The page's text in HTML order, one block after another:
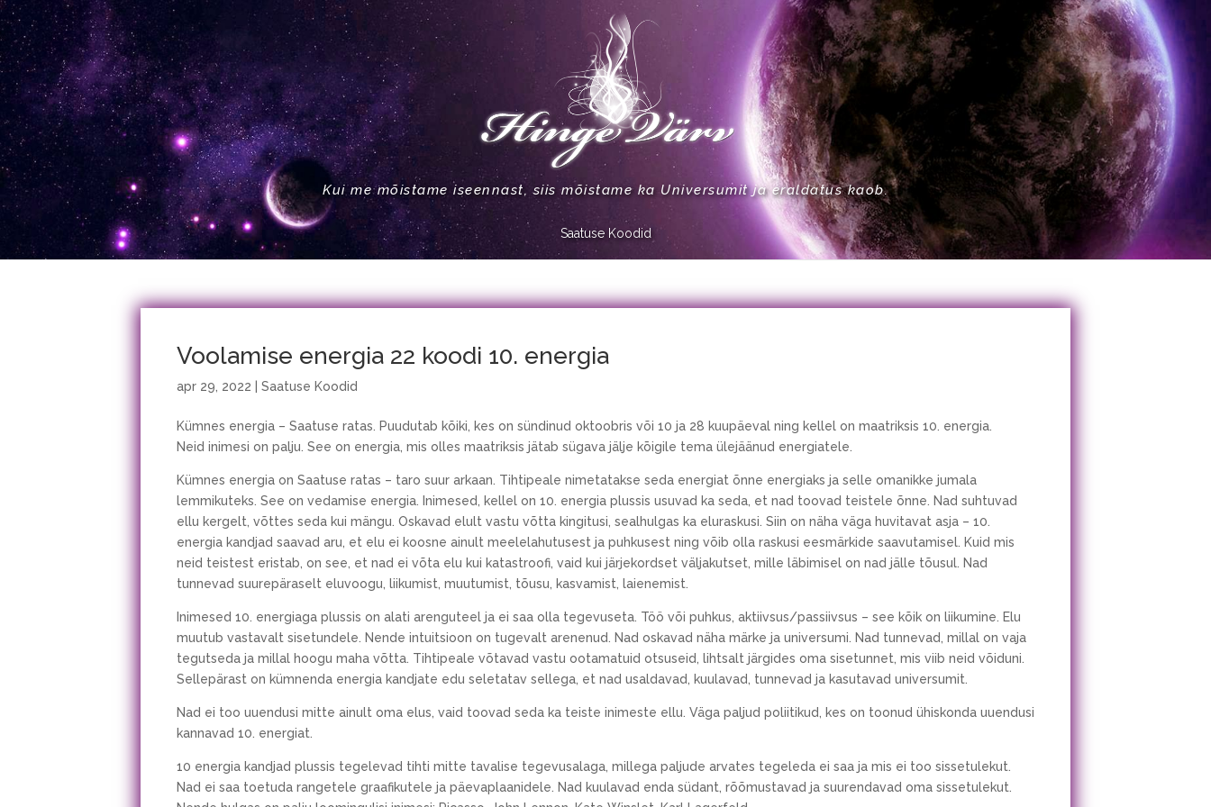
Kui me mõistame iseennast, siis mõistame ka Universumit ja eraldatus kaob.
Saatuse Koodid
Voolamise energia 22 koodi 10. energia
apr 29, 2022 Saatuse Koodid
Kümnes energia – Saatuse ratas. Puudutab kõiki, kes on sündinud oktoobris või 10 ja 28 kuupäeval ning kellel on maatriksis 10. energia.
Neid inimesi on palju. See on energia, mis olles maatriksis jätab sügava jälje kōigile tema ülejäänud energiatele.
Kümnes energia on Saatuse ratas – taro suur arkaan. Tihtipeale nimetatakse seda energiat õnne energiaks ja selle omanikke jumala
lemmikuteks. See on vedamise energia. Inimesed, kellel on 10. energia plussis usuvad ka seda, et nad toovad teistele õnne. Nad suhtuvad
ellu kergelt, võttes seda kui mängu. Oskavad elult vastu võtta kingitusi, sealhulgas ka eluraskusi. Siin on näha väga huvitavat asja – 10.
energia kandjad saavad aru, et elu ei koosne ainult meelelahutusest ja puhkusest ning võib olla raskusi eesmärkide saavutamisel. Kuid mis
neid teistest eristab, on see, et nad ei võta elu kui katastroofi, vaid kui järjekordset väljakutset, mille läbimisel on nad jälle tõusul. Nad
tunnevad suurepäraselt eluvoogu, liikumist, muutumist, tõusu, kasvamist, laienemist.
Inimesed 10. energiaga plussis on alati arenguteel ja ei saa olla tegevuseta. Töö või puhkus, aktiivsus/passiivsus – see kõik on liikumine. Elu
muutub vastavalt sisetundele. Nende intuitsioon on tugevalt arenenud. Nad oskavad näha märke ja universumi. Nad tunnevad, millal on vaja
tegutseda ja millal hoogu maha võtta. Tihtipeale võtavad vastu ootamatuid otsuseid, lihtsalt järgides oma sisetunnet, mis viib neid võiduni.
Sellepärast on kümnenda energia kandjate edu seletatav sellega, et nad usaldavad, kuulavad, tunnevad ja kasutavad universumit.
Nad ei too uuendusi mitte ainult oma elus, vaid toovad seda ka teiste inimeste ellu. Väga paljud poliitikud, kes on toonud ühiskonda uuendusi
kannavad 10. energiat.
10 energia kandjad plussis tegelevad tihti mitte tavalise tegevusalaga, millega paljude arvates tegeleda ei saa ja mis ei too sissetulekut.
Nad ei saa toetuda rangetele graafikutele ja päevaplaanidele. Nad kuulavad enda südant, rõõmustavad ja suurendavad oma sissetulekut.